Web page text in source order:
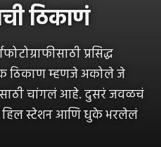
ठिकाणं
प्रसिद्ध
ठिकाण म्हणजे अकोले जे
चांगलं आहे. दुसरं जवळचं
हिल स्टेशन आणि धुके भरलेलं